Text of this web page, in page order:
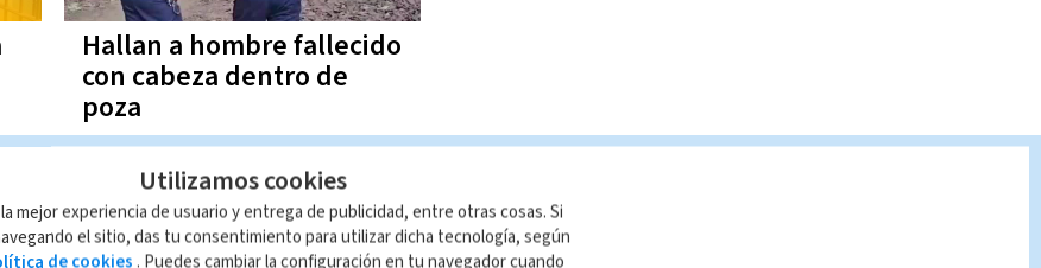
Hallan a hombre fallecido
con cabeza dentro de
poza
13:46 19-01-2025
Utilizamos cookies
mejor experiencia de usuario y entrega de publicidad, entre otras cosas. Si
el sitio, das tu consentimiento para utilizar dicha tecnología, según
de cookies . Puedes cambiar la configuración en tu navegador cuando